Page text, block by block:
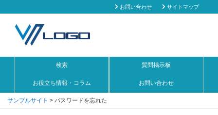
お問い合わせ サイトマップ
検索 質問掲示板
お役立ち情報・コラム お問い合わせ
サンプルサイト > パスワードを忘れた